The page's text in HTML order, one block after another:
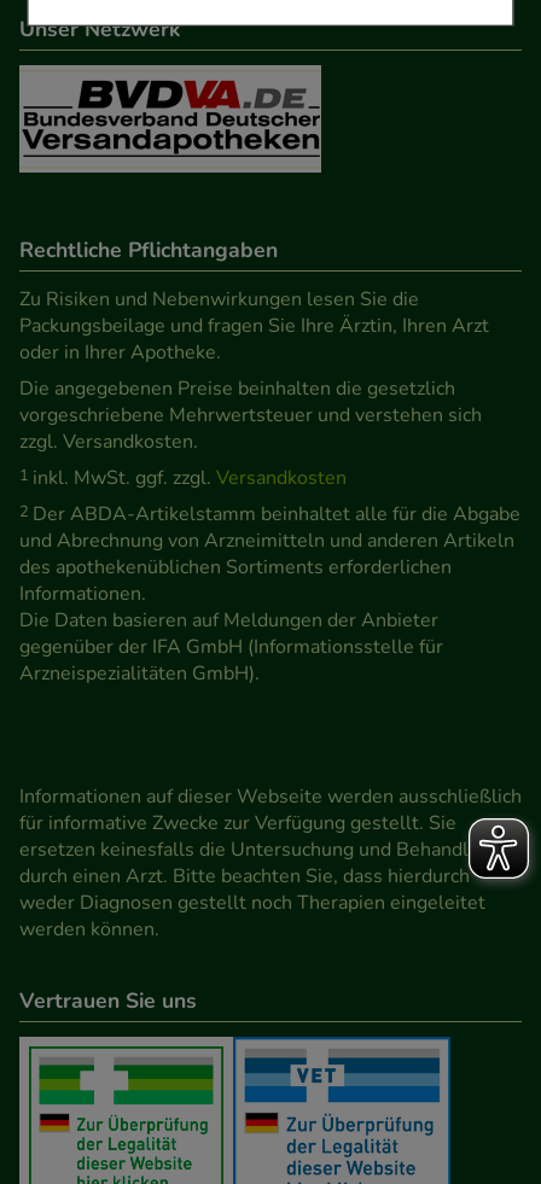
Einkaufserlebnis noch ansprechender zu gestalten,
beispielsweise für die Wiedererkennung des
Besuchers oder unsere Seite an bevorzugte
Verhaltensweisen (z.B. Spracheinstellung)
anzupassen. Komfort-Cookies ermöglichen es uns
betreiben.
Statistik & Tracking:Hierüber lassen sich
Informationen über die Art und Weise der Nutzung
unserer Website sammeln, mit deren Hilfe wir
unsere Website weiter für Sie optimieren können,
den Inhalt auf unserer Website aber auch die
Werbung auf Drittseiten möglichst relevant für Sie
zu gestalten. Bitte beachten Sie, dass Daten hierfür
teilweise an Dritte wie z.B. Google oder soziale
Medien übertragen werden.
Unser Netzwerk
Rechtliche Pflichtangaben
Zu Risiken und Nebenwirkungen lesen Sie die
Packungsbeilage und fragen Sie Ihre Ärztin, Ihren Arzt
oder in Ihrer Apotheke.
Die angegebenen Preise beinhalten die gesetzlich
vorgeschriebene Mehrwertsteuer und verstehen sich
zzgl. Versandkosten.
1 inkl. MwSt. ggf. zzgl. Versandkosten
2 Der ABDA-Artikelstamm beinhaltet alle für die Abgabe
und Abrechnung von Arzneimitteln und anderen Artikeln
des apothekenüblichen Sortiments erforderlichen
Informationen.
Die Daten basieren auf Meldungen der Anbieter
gegenüber der IFA GmbH (Informationsstelle für
Arzneispezialitäten GmbH).
Informationen auf dieser Webseite werden ausschließlich
für informative Zwecke zur Verfügung gestellt. Sie
ersetzen keinesfalls die Untersuchung und Behandlung
durch einen Arzt. Bitte beachten Sie, dass hierdurch
weder Diagnosen gestellt noch Therapien eingeleitet
werden können.
Vertrauen Sie uns